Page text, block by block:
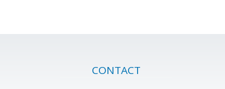
CONTACT